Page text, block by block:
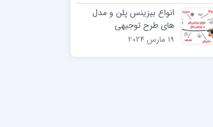
انواع بیزینس پلن و مدل
های طرح توجیهی
19 مارس 2024